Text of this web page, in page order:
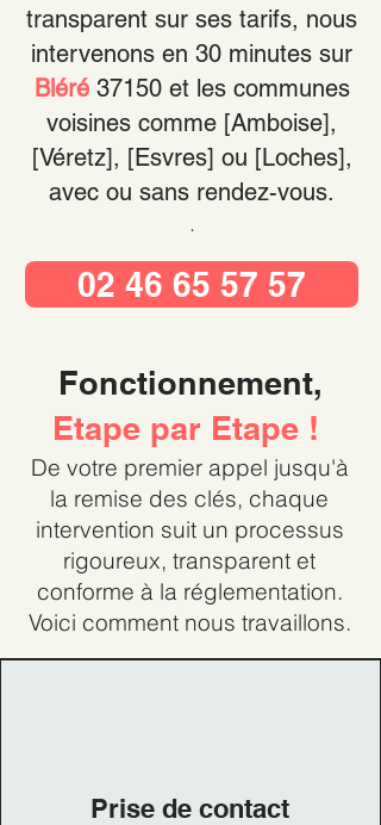
transparent sur ses tarifs, nous
intervenons en 30 minutes sur
Bléré37150 et les communes
voisines comme [Amboise],
[Véretz], [Esvres] ou [Loches],
avec ou sans rendez-vous.
.
02 46 65 57 57
Fonctionnement,
Etape par Etape !
De votre premier appel jusqu'à
la remise des clés, chaque
intervention suit un processus
rigoureux, transparent et
conforme à la réglementation.
Voici comment nous travaillons.
Prise de contact